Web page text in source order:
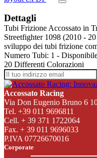
Dettagli
Tubi Frizione Accossato in
Streetfighter 1098 (2010 -
sviluppo dei tubi frizione
Numero Tubi: 1 -
20 Differenti Colorazioni
Accossato Racing
Via Don Eugenio Bruno 6
Tel. +39 011 9696811
Cell. + 39 371 1722064
Fax. + 39 011 9696033
P.IVA 07726670016
Corporate